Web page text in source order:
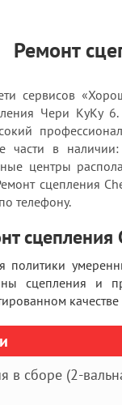
Ремонт
сервисов
Чери КуКу
части в
центры
сцепления
телефону.
сцепления
сцепления и
качестве
в сборе (2-